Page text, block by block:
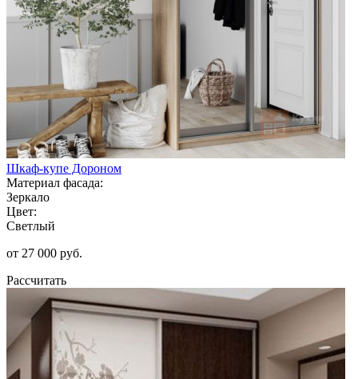
Шкаф-купе Дороном
Материал фасада:
Зеркало
Цвет:
Светлый
от 27 000 руб.
Рассчитать